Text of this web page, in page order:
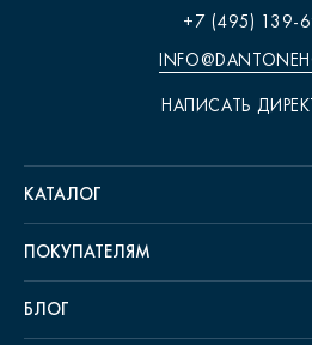
+7 (495) 139-
НАПИСАТЬ
КАТАЛОГ
ПОКУПАТЕЛЯМ
БЛОГ